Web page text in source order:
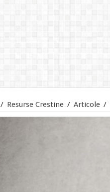
/ Resurse Crestine / Articole /